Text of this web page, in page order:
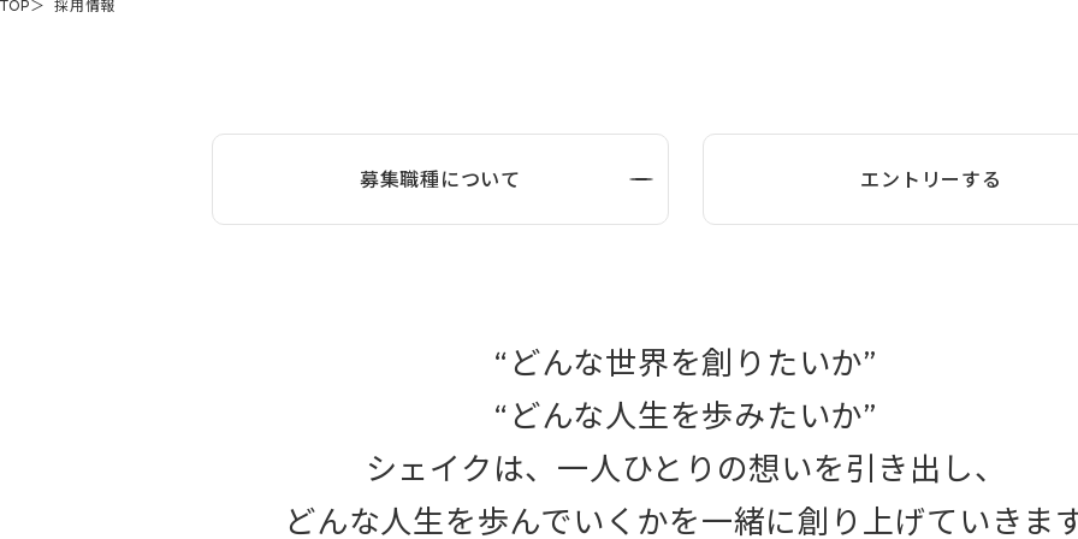
TOP 採用情報
募集職種について エントリーする
“どんな世界を創りたいか”
“どんな人生を歩みたいか”
シェイクは、一人ひとりの想いを引き出し、
どんな人生を歩んでいくかを一緒に創り上げていきま